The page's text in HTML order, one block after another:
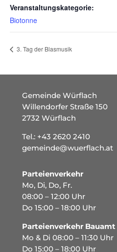
Veranstaltungskategorie:
Biotonne
3. Tag der Blasmusik
Gemeinde Würflach
Willendorfer Straße 150
2732 Würflach
Tel.: +43 2620 2410
gemeinde@wuerflach.at
Parteienverkehr
Mo, Di, Do, Fr.
08:00 – 12:00 Uhr
Do 15:00 – 18:00 Uhr
Parteienverkehr Bauamt
Mo & Di 08:00 – 11:30 Uhr
Do 15:00 – 18:00 Uhr